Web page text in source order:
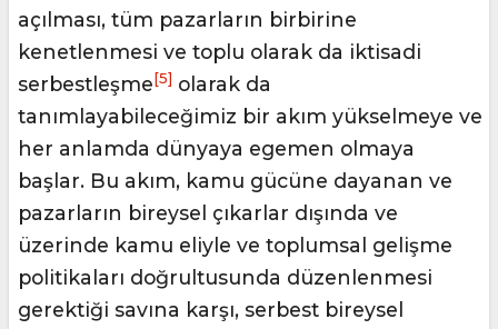
açılması, tüm pazarların birbirine
kenetlenmesi ve toplu olarak da iktisadi
serbestleşme[5] olarak da
tanımlayabileceğimiz bir akım yükselmeye ve
her anlamda dünyaya egemen olmaya
başlar. Bu akım, kamu gücüne dayanan ve
pazarların bireysel çıkarlar dışında ve
üzerinde kamu eliyle ve toplumsal gelişme
politikaları doğrultusunda düzenlenmesi
gerektiği savına karşı, serbest bireysel